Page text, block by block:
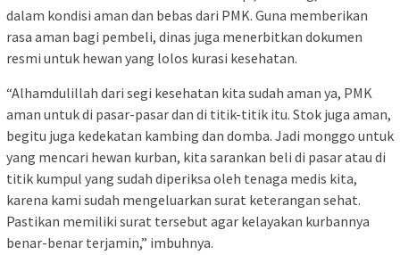
dalam kondisi aman dan bebas dari PMK. Guna memberikan
rasa aman bagi pembeli, dinas juga menerbitkan dokumen
resmi untuk hewan yang lolos kurasi kesehatan.
“Alhamdulillah dari segi kesehatan kita sudah aman ya, PMK
aman untuk di pasar-pasar dan di titik-titik itu. Stok juga aman,
begitu juga kedekatan kambing dan domba. Jadi monggo untuk
yang mencari hewan kurban, kita sarankan beli di pasar atau di
titik kumpul yang sudah diperiksa oleh tenaga medis kita,
karena kami sudah mengeluarkan surat keterangan sehat.
Pastikan memiliki surat tersebut agar kelayakan kurbannya
benar-benar terjamin,” imbuhnya.